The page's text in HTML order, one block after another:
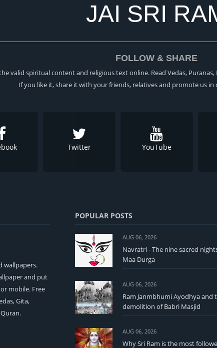
JAI SRI
FOLLOW & SHARE
valid spiritual content and religious text online. Read Vedas,
If you like it, share it with your friends, relatives and promote us in
Twitter YouTube
wallpapers.
and put
mobile. Free
,Gita,
Quran.
POPULAR POSTS
AUG 06, 2026
Navratri - The nine sacred
Maa Durga
AUG 06, 2026
Ram Janmbhumi Ayodhya and
demolition of Babri Masjid
AUG 06, 2026
Why Sri Ram is the most